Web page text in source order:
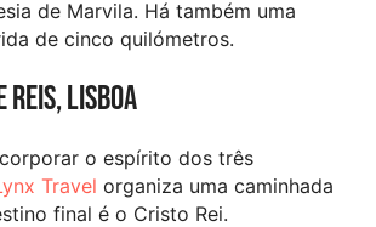
de Marvila. Há também uma
de cinco quilómetros.
Reis, Lisboa
o espírito dos três
Travel organiza uma caminhada
final é o Cristo Rei.